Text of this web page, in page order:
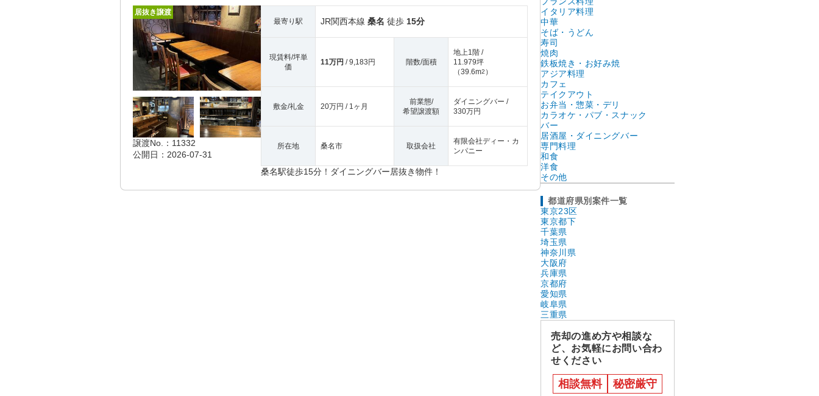
居抜き譲渡
譲渡No.：11332
公開日：2026-07-31
最寄り駅 JR関西本線 桑名 徒歩 15分
現賃料/坪単
価
11万円 / 9,183円 階数/面積
地上1階 /
11.979坪
（39.6m2 ）
敷金/礼金 20万円 / 1ヶ月
前業態/
希望譲渡額
ダイニングバー /
330万円
所在地 桑名市 取扱会社
有限会社ディー・カ
ンパニー
桑名駅徒歩15分！ダイニングバー居抜き物件！
イタリア料理
中華
そば・うどん
寿司
焼肉
鉄板焼き・お好み焼
アジア料理
カフェ
テイクアウト
お弁当・惣菜・デリ
カラオケ・パブ・スナック
バー
居酒屋・ダイニングバー
専門料理
和食
洋食
その他
都道府県別案件一覧
東京23区
東京都下
千葉県
埼玉県
神奈川県
大阪府
兵庫県
京都府
愛知県
岐阜県
三重県
売却の進め方や相談な
ど、お気軽にお問い合わ
せください
相談無料 秘密厳守